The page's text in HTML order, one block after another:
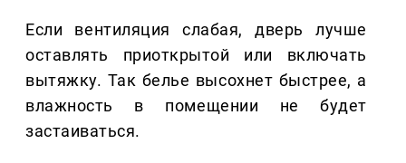
Если вентиляция слабая, дверь лучше
оставлять приоткрытой или включать
вытяжку. Так белье высохнет быстрее, а
влажность в помещении не будет
застаиваться.